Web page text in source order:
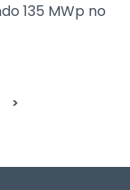
135 MWp no
>